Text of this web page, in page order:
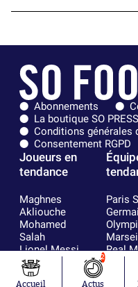
Abonnements
La boutique SO PRESS
Conditions générales
Consentement RGPD
Joueurs en
tendance
Maghnes
Akliouche
Mohamed
Salah
Lionel Messi
Ferrán Torres
Kilian Corredor
Paris
Real
Accueil
2
Actus